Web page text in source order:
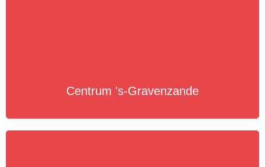
Centrum 's-Gravenzande